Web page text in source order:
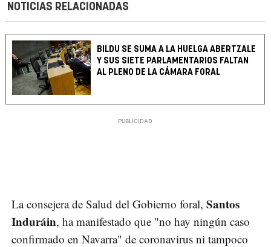
NOTICIAS RELACIONADAS
BILDU SE SUMA A LA HUELGA ABERTZALE
Y SUS SIETE PARLAMENTARIOS FALTAN
AL PLENO DE LA CÁMARA FORAL
La consejera de Salud del Gobierno foral, Santos
Induráin, ha manifestado que "no hay ningún caso
confirmado en Navarra" de coronavirus ni tampoco